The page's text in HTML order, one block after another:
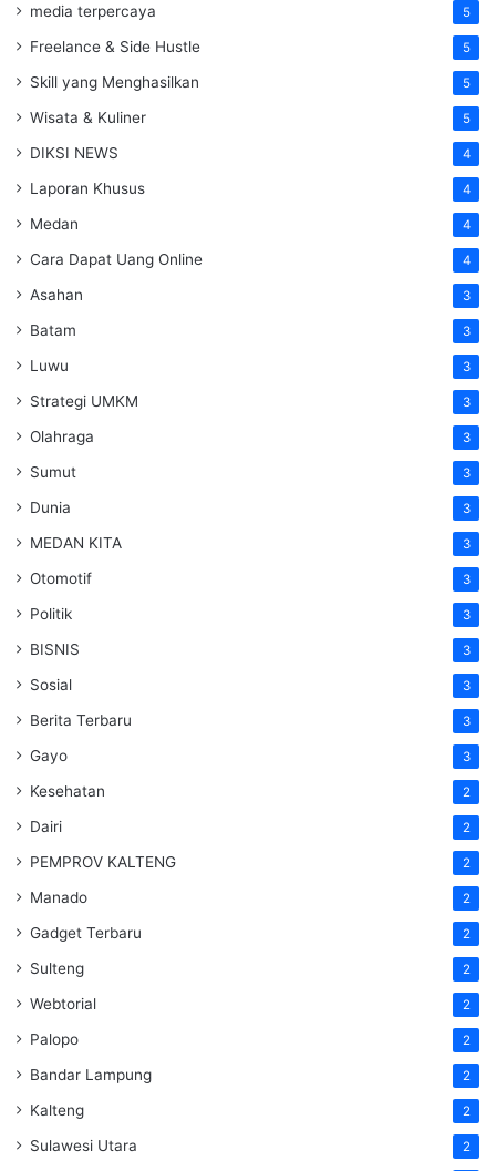
media terpercaya 5
Freelance & Side Hustle 5
Skill yang Menghasilkan 5
Wisata & Kuliner 5
DIKSI NEWS 4
Laporan Khusus 4
Medan 4
Cara Dapat Uang Online 4
Asahan 3
Batam 3
Luwu 3
Strategi UMKM 3
Olahraga 3
Sumut 3
Dunia 3
MEDAN KITA 3
Otomotif 3
Politik 3
BISNIS 3
Sosial 3
Berita Terbaru 3
Gayo 3
Kesehatan 2
Dairi 2
PEMPROV KALTENG 2
Manado 2
Gadget Terbaru 2
Sulteng 2
Webtorial 2
Palopo 2
Bandar Lampung 2
Kalteng 2
Sulawesi Utara 2